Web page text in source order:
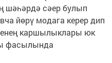
шәһәрдә сәер булып
йөрү модага керер дип
каршылыклары юк
фасылында